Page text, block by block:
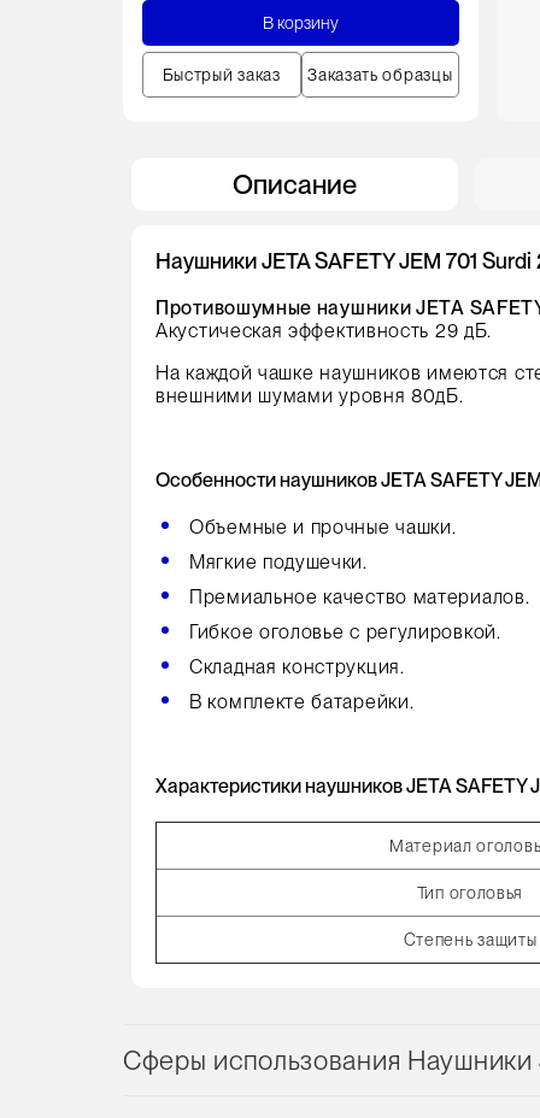
В корзину
Быстрый заказ Заказать образцы
Описание
Наушники JETA SAFETY JEM 701
Противошумные наушники JETA
Акустическая эффективность 29 дБ.
На каждой чашке наушников имеются
внешними шумами уровня 80дБ.
Особенности наушников JETA SAFETY
Объемные и прочные чашки.
Мягкие подушечки.
Премиальное качество материалов.
Гибкое оголовье с регулировкой.
Складная конструкция.
В комплекте батарейки.
Характеристики наушников JETA SAFETY
Материал
Тип оголовья
Степень защиты
Сферы использования